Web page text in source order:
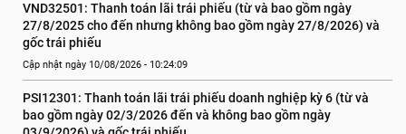
VND32501: Thanh toán lãi trái phiếu (từ và bao gồm ngày
27/8/2025 cho đến nhưng không bao gồm ngày 27/8/2026) và
gốc trái phiếu
Cập nhật ngày 10/08/2026 - 10:24:09
PSI12301: Thanh toán lãi trái phiếu doanh nghiệp kỳ 6 (từ và
bao gồm ngày 02/3/2026 đến và không bao gồm ngày